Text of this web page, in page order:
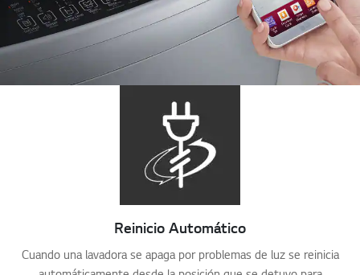
Reinicio Automático
Cuando una lavadora se apaga por problemas de luz se reinicia